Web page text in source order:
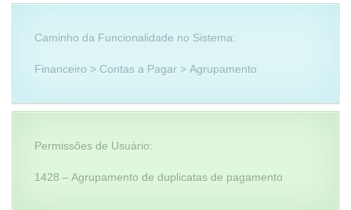
Caminho da Funcionalidade no Sistema:
Financeiro > Contas a Pagar > Agrupamento
Permissões de Usuário:
1428 – Agrupamento de duplicatas de pagamento